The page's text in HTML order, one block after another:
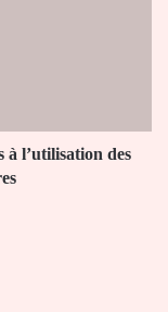
à l’utilisation des